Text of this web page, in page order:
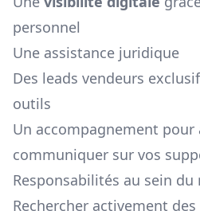
personnel
Une assistance juridique
Des leads vendeurs
outils
Un accompagnement pour
communiquer sur vos
Responsabilités au sein du
Rechercher activement